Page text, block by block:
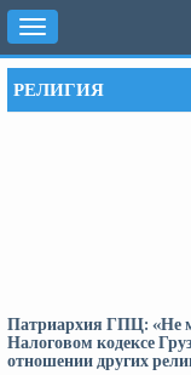
Toggle
navigation
РЕЛИГИЯ
Патриархия ГПЦ: «Не
Налоговом кодексе
отношении других